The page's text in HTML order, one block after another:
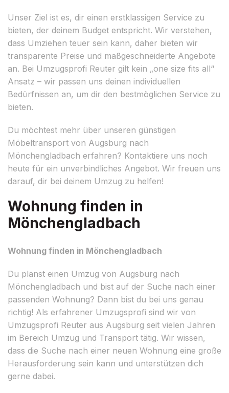
Unser Ziel ist es, dir einen erstklassigen Service zu
bieten, der deinem Budget entspricht. Wir verstehen,
dass Umziehen teuer sein kann, daher bieten wir
transparente Preise und maßgeschneiderte Angebote
an. Bei Umzugsprofi Reuter gilt kein „one size fits all“
Ansatz – wir passen uns deinen individuellen
Bedürfnissen an, um dir den bestmöglichen Service zu
bieten.
Du möchtest mehr über unseren günstigen
Möbeltransport von Augsburg nach
Mönchengladbach erfahren? Kontaktiere uns noch
heute für ein unverbindliches Angebot. Wir freuen uns
darauf, dir bei deinem Umzug zu helfen!
Wohnung finden in
Mönchengladbach
Wohnung finden in Mönchengladbach
Du planst einen Umzug von Augsburg nach
Mönchengladbach und bist auf der Suche nach einer
passenden Wohnung? Dann bist du bei uns genau
richtig! Als erfahrener Umzugsprofi sind wir von
Umzugsprofi Reuter aus Augsburg seit vielen Jahren
im Bereich Umzug und Transport tätig. Wir wissen,
dass die Suche nach einer neuen Wohnung eine große
Herausforderung sein kann und unterstützen dich
gerne dabei.